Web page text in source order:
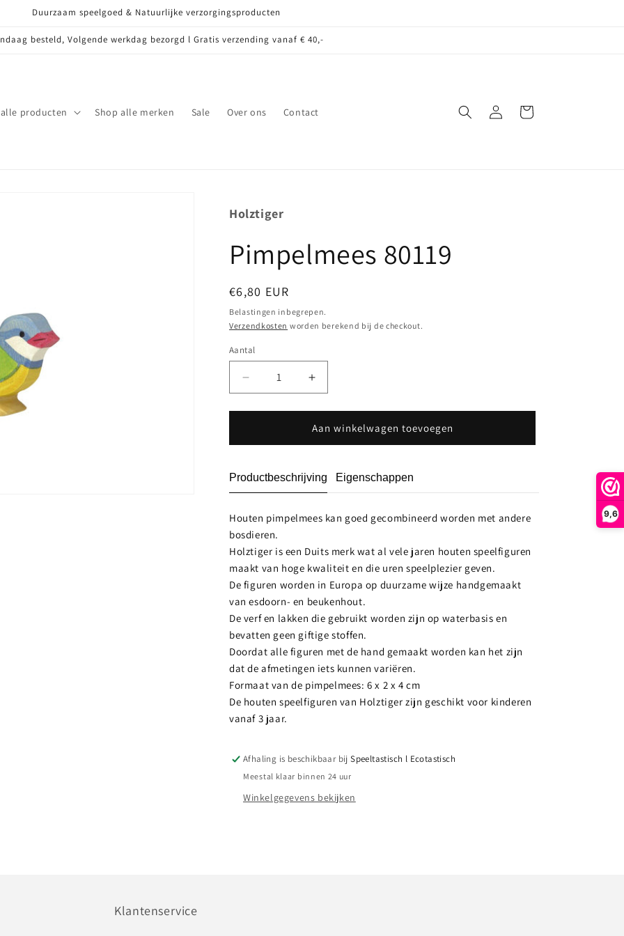
9,6
Duurzaam speelgoed & Natuurlijke verzorgingsproducten
besteld, Volgende werkdag bezorgd l Gratis verzending vanaf € 40,-
producten Shop alle merken Sale Over ons Contact InloggenWinkelwagen
Holztiger
Pimpelmees 80119
Normale
prijs
€6,80 EUR
Belastingen inbegrepen.
Verzendkosten worden berekend bij de checkout.
Aantal
Aantal
Aantal
verlagen
voor
Pimpelmees
80119
Aantal
verhogen
voor
Pimpelmees
80119
Aan winkelwagen toevoegen
Productbeschrijving Eigenschappen
Houten pimpelmees kan goed gecombineerd worden met andere
bosdieren.
Holztiger is een Duits merk wat al vele jaren houten speelfiguren
maakt van hoge kwaliteit en die uren speelplezier geven.
De figuren worden in Europa op duurzame wijze handgemaakt
van esdoorn- en beukenhout.
De verf en lakken die gebruikt worden zijn op waterbasis en
bevatten geen giftige stoffen.
Doordat alle figuren met de hand gemaakt worden kan het zijn
dat de afmetingen iets kunnen variëren.
Formaat van de pimpelmees: 6 x 2 x 4 cm
De houten speelfiguren van Holztiger zijn geschikt voor kinderen
vanaf 3 jaar.
Afhaling is beschikbaar bijSpeeltastisch l Ecotastisch
Meestal klaar binnen 24 uur
Winkelgegevens bekijken
Klantenservice